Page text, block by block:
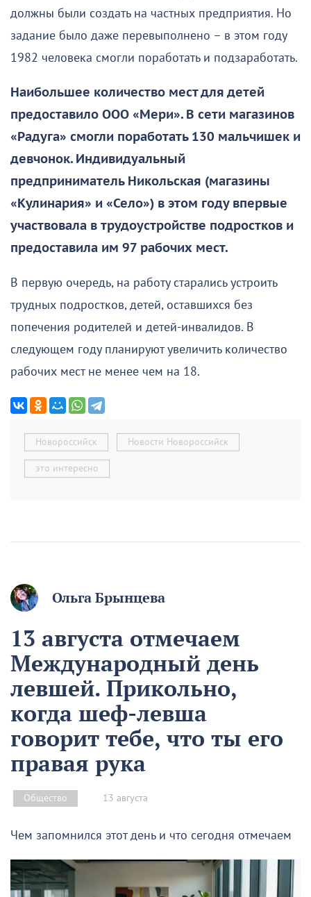
должны были создать на частных предприятия. Но
задание было даже перевыполнено – в этом году
1982 человека смогли поработать и подзаработать.
Наибольшее количество мест для детей
предоставило ООО «Мери». В сети магазинов
«Радуга» смогли поработать 130 мальчишек и
девчонок. Индивидуальный
предприниматель Никольская (магазины
«Кулинария» и «Село») в этом году впервые
участвовала в трудоустройстве подростков и
предоставила им 97 рабочих мест.
В первую очередь, на работу старались устроить
трудных подростков, детей, оставшихся без
попечения родителей и детей-инвалидов. В
следующем году планируют увеличить количество
рабочих мест не менее чем на 18.
Новороссийск Новости Новороссийск
это интересно
Ольга Брынцева
13 августа отмечаем
Международный день
левшей. Прикольно,
когда шеф-левша
говорит тебе, что ты его
правая рука
Общество 13 августа
Чем запомнился этот день и что сегодня отмечаем